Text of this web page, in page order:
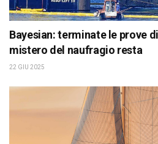
Bayesian: terminate le prove
mistero del naufragio resta
22 GIU 2025